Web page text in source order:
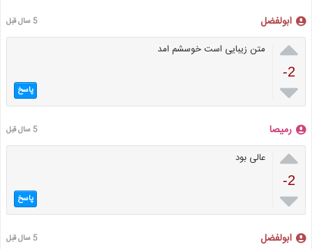
ابولفضل 5 سال قبل

-2

متن زیبایی است خوسشم امد
پاسخ
رمیصا 5 سال قبل

-2

عالی بود
پاسخ
ابولفضل 5 سال قبل